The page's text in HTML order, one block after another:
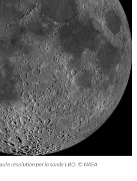
résolution par la sonde LRO. © NASA